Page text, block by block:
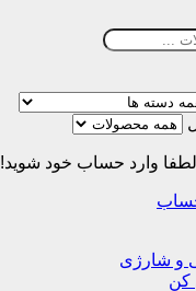
لطفا وارد حساب خود شوید!
و شارژی
کن